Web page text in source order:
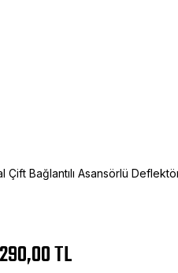
Çift Bağlantılı Asansörlü
TL